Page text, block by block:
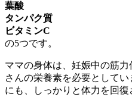
葉酸
タンパク質
ビタミンC
の5つです。
ママの身体は、妊娠中の筋
さんの栄養素を必要として
にも、しっかりと体力を回